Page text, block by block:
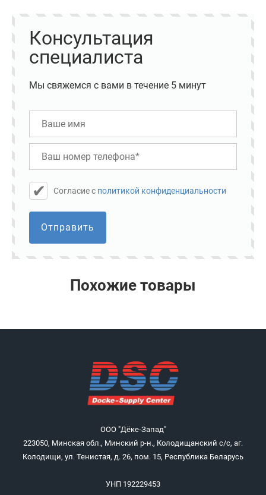
Консультация
специалиста
Мы свяжемся с вами в течение 5 минут
Cогласие с политикой конфиденциальности
Отправить
Похожие товары
ООО "Дёке-Запад"
223050, Минская обл., Минский р-н., Колодищанский с/с, аг.
Колодищи, ул. Тенистая, д. 26, пом. 15, Республика Беларусь
УНП 192229453